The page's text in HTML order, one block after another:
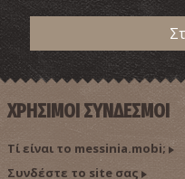
ΧΡΗΣΙΜΟΙ ΣΥΝΔΕΣΜΟΙ
Τί είναι το messinia.mobi;
Συνδέστε το site σας